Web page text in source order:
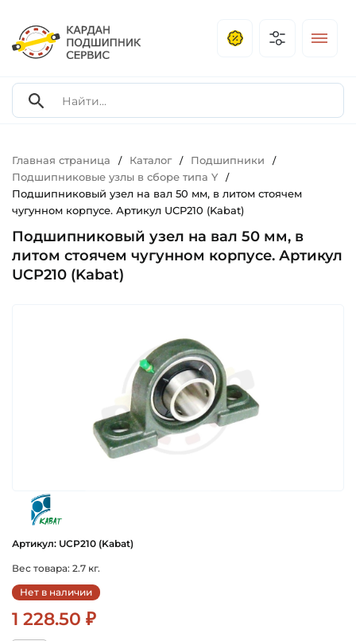
Главная страница / Каталог / Подшипники /
Подшипниковые узлы в сборе типа Y /
Подшипниковый узел на вал 50 мм, в литом стоячем
чугунном корпусе. Артикул UCP210 (Kabat)
Подшипниковый узел на вал 50 мм, в
литом стоячем чугунном корпусе. Артикул
UCP210 (Kabat)
Артикул: UCP210 (Kabat)
Вес товара: 2.7 кг.
Нет в наличии
1 228.50 ₽